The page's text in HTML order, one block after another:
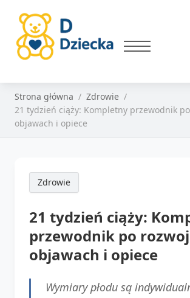
Strona główna
Zdrowie
21 tydzień ciąży: Kompletny przewodnik
objawach i opiece
Zdrowie
21 tydzień ciąży:
przewodnik po
objawach i opiece
Wymiary płodu są